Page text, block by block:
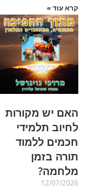
קרא עוד »
האם יש מקורות
לחיוב תלמידי
חכמים ללמוד
תורה בזמן
מלחמה?
12/07/2026